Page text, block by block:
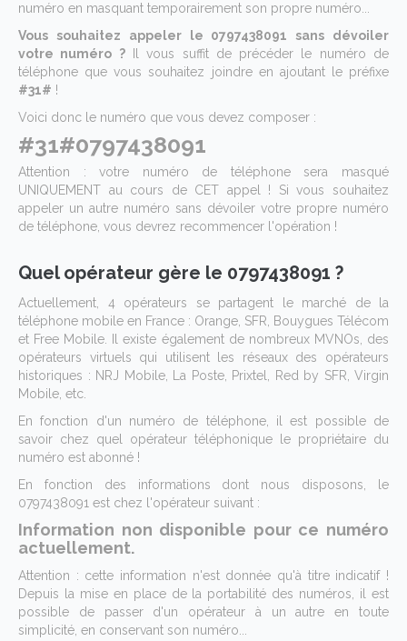
numéro en masquant temporairement son propre numéro...
Vous souhaitez appeler le 0797438091 sans dévoiler
votre numéro ?Il vous suffit de précéder le numéro de
téléphone que vous souhaitez joindre en ajoutant le préfixe
#31# !
Voici donc le numéro que vous devez composer :
#31#0797438091
Attention : votre numéro de téléphone sera masqué
UNIQUEMENT au cours de CET appel ! Si vous souhaitez
appeler un autre numéro sans dévoiler votre propre numéro
de téléphone, vous devrez recommencer l'opération !
Quel opérateur gère le 0797438091 ?
Actuellement, 4 opérateurs se partagent le marché de la
téléphone mobile en France : Orange, SFR, Bouygues Télécom
et Free Mobile. Il existe également de nombreux MVNOs, des
opérateurs virtuels qui utilisent les réseaux des opérateurs
historiques : NRJ Mobile, La Poste, Prixtel, Red by SFR, Virgin
Mobile, etc.
En fonction d'un numéro de téléphone, il est possible de
savoir chez quel opérateur téléphonique le propriétaire du
numéro est abonné !
En fonction des informations dont nous disposons, le
0797438091 est chez l'opérateur suivant :
Information non disponible pour ce numéro
actuellement.
Attention : cette information n'est donnée qu'à titre indicatif !
Depuis la mise en place de la portabilité des numéros, il est
possible de passer d'un opérateur à un autre en toute
simplicité, en conservant son numéro...